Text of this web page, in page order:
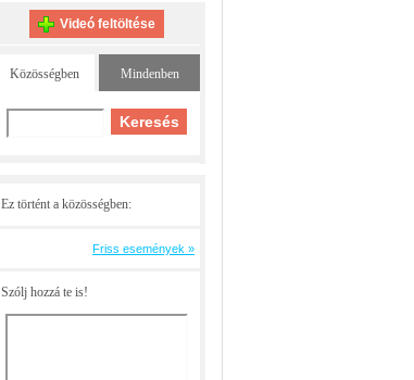
Videó feltöltése
Közösségben Mindenben
Ez történt a közösségben:
Friss események »
Szólj hozzá te is!